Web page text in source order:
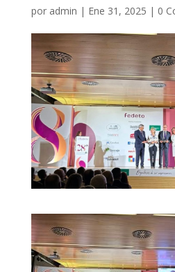
por admin | Ene 31, 2025 | 0